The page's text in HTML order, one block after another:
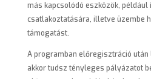
más kapcsolódó eszközök,
csatlakoztatására, illetve üzembe
támogatást.
A programban előregisztráció
akkor tudsz tényleges pályázatot